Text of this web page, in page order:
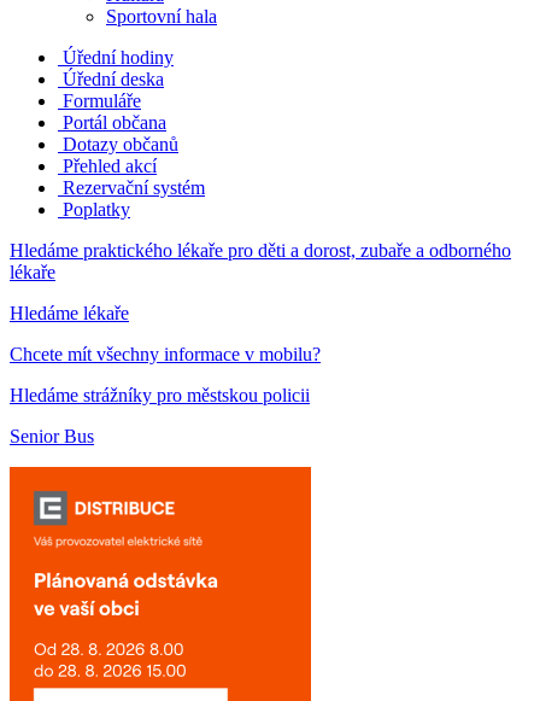
Sportovní hala
Úřední hodiny
Úřední deska
Formuláře
Portál občana
Dotazy občanů
Přehled akcí
Rezervační systém
Poplatky
Hledáme praktického lékaře pro děti a dorost, zubaře a odborného
lékaře
Hledáme lékaře
Chcete mít všechny informace v mobilu?
Hledáme strážníky pro městskou policii
Senior Bus